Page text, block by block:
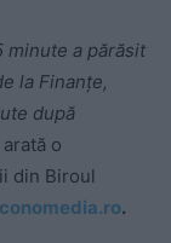
minute a părăsit
la Finanțe,
după
arată o
din Biroul
.